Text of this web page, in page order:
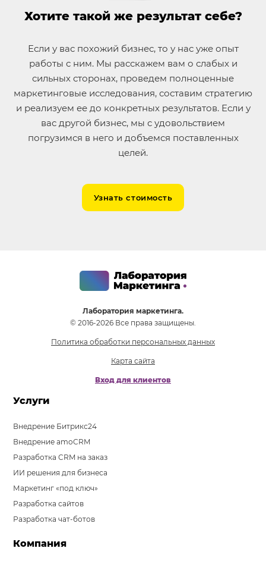
Хотите такой же результат себе?
Если у вас похожий бизнес, то у нас уже опыт
работы с ним. Мы расскажем вам о слабых и
сильных сторонах, проведем полноценные
маркетинговые исследования, составим стратегию
и реализуем ее до конкретных результатов. Если у
вас другой бизнес, мы с удовольствием
погрузимся в него и добъемся поставленных
целей.
Узнать стоимость
Лаборатория маркетинга.
© 2016-2026 Все права защищены.
Политика обработки персональных данных
Карта сайта
Вход для клиентов
Услуги
Внедрение Битрикс24
Внедрение amoCRM
Разработка CRM на заказ
ИИ решения для бизнеса
Маркетинг «под ключ»
Разработка сайтов
Разработка чат-ботов
Компания